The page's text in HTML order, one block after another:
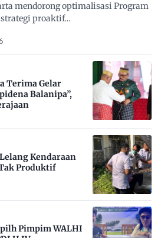
mendorong optimalisasi Program
strategi proaktif…
Terima Gelar
Balanipa”,
Kendaraan
Produktif
Pimpim WALHI